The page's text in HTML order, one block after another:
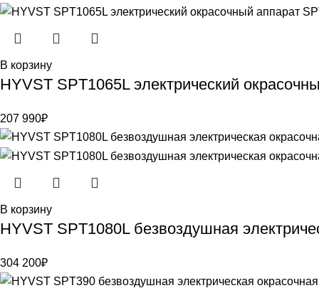
В корзину
HYVST SPT1065L электрический
207 990₽
В корзину
HYVST SPT1080L безвоздушная
304 200₽